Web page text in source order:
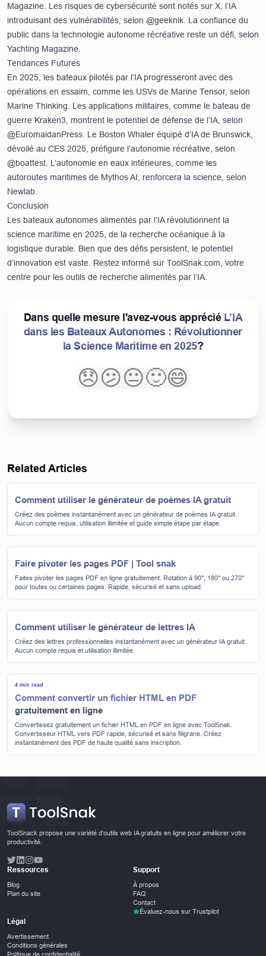
Magazine . Les risques de cybersécurité sont notés sur X, l’IA
introduisant des vulnérabilités, selon @geeknik. La confiance du
public dans la technologie autonome récréative reste un défi, selon
Yachting Magazine
Tendances Futures
En 2025, les bateaux pilotés par l’IA progresseront avec des
opérations en essaim, comme les USVs de Marine Tensor, selon
Marine Thinking . Les applications militaires, comme le bateau de
guerre Kraken3, montrent le potentiel de défense de l’IA, selon
@EuromaidanPress. Le Boston Whaler équipé d’IA de Brunswick,
dévoilé au CES 2025, préfigure l’autonomie récréative, selon
@boattest. L’autonomie en eaux intérieures, comme les
autoroutes maritimes de Mythos AI, renforcera la science, selon
Newlab
Conclusion
Les bateaux autonomes alimentés par l’IA révolutionnent la
science maritime en 2025, de la recherche océanique à la
logistique durable. Bien que des défis persistent, le potentiel
d’innovation est vaste. Restez informé sur ToolSnak.com , votre
centre pour les outils de recherche alimentés par l’IA.
Dans quelle mesure l'avez-vous apprécié L’IA
dans les Bateaux Autonomes : Révolutionner
la Science Maritime en 2025?
😞😕😐🙂😄
Related Articles
Comment utiliser le générateur de poèmes IA gratuit
Créez des poèmes instantanément avec un générateur de poèmes IA gratuit.
Aucun compte requis, utilisation illimitée et guide simple étape par étape.
Faire pivoter les pages PDF | Tool snak
Faites pivoter les pages PDF en ligne gratuitement. Rotation à 90°, 180° ou 270°
pour toutes ou certaines pages. Rapide, sécurisé et sans upload.
Comment utiliser le générateur de lettres IA
Créez des lettres professionnelles instantanément avec un générateur IA gratuit.
Aucun compte requis et utilisation illimitée.
4 min read
Comment convertir un fichier HTML en PDF
gratuitement en ligne
Convertissez gratuitement un fichier HTML en PDF en ligne avec ToolSnak.
Convertisseur HTML vers PDF rapide, sécurisé et sans filigrane. Créez
instantanément des PDF de haute qualité sans inscription.
ToolSnack propose une variété d'outils web IA gratuits en ligne pour améliorer votre
productivité.
Ressources
Blog
Plan du site
Support
À propos
FAQ
Contact
Évaluez-nous sur Trustpilot
Légal
Avertissement
Conditions générales
Politique de confidentialité